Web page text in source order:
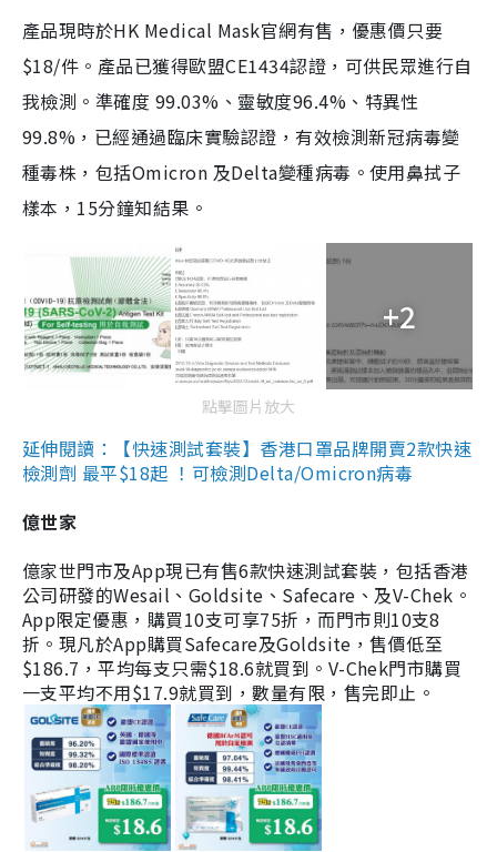
產品現時於HK Medical Mask官網有售，優惠價只要
$18/件。產品已獲得歐盟CE1434認證，可供民眾進行自
我檢測。準確度 99.03%、靈敏度96.4%、特異性
99.8%，已經通過臨床實驗認證，有效檢測新冠病毒變
種毒株，包括Omicron 及Delta變種病毒。使用鼻拭子
樣本，15分鐘知結果。
+2
點擊圖片放大
延伸閱讀：【快速測試套裝】香港口罩品牌開賣2款快速
檢測劑 最平$18起 ！可檢測Delta/Omicron病毒
億世家
億家世門市及App現已有售6款快速測試套裝，包括香港
公司研發的Wesail、Goldsite、Safecare、及V-Chek。
App限定優惠，購買10支可享75折，而門市則10支8
折。現凡於App購買Safecare及Goldsite，售價低至
$186.7，平均每支只需$18.6就買到。V-Chek門市購買
一支平均不用$17.9就買到，數量有限，售完即止。